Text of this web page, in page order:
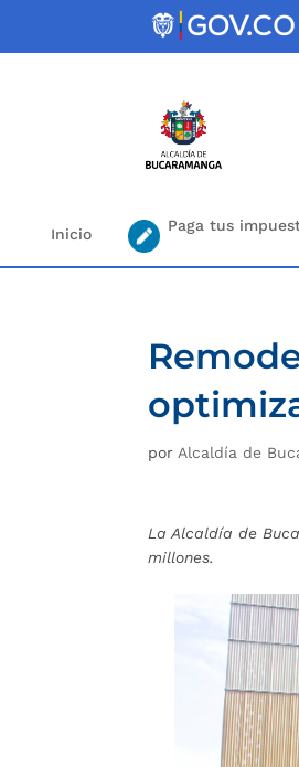
Inicio Paga tus
por Alcaldía de
La Alcaldía de
millones.